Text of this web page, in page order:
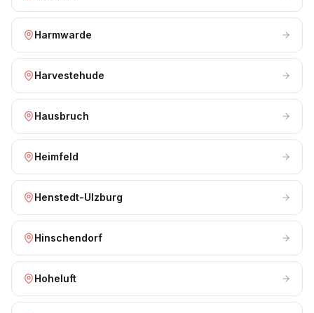
Harmwarde
Harvestehude
Hausbruch
Heimfeld
Henstedt-Ulzburg
Hinschendorf
Hoheluft